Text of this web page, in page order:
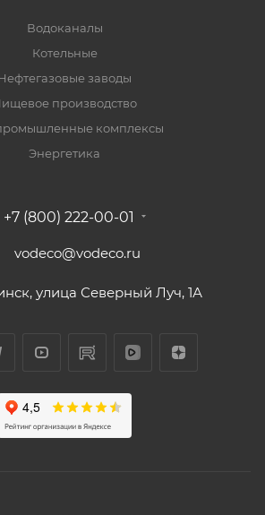
Водоканалы
Котельные
заводы
производство
комплексы
Энергетика
+7 (800) 222-00-01
vodeco@vodeco.ru
улица Северный Луч, 1А